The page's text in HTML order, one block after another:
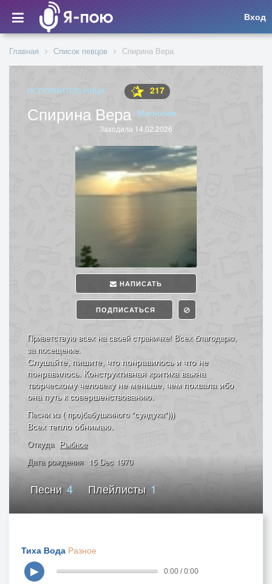
Вход
Главная Список певцов Спирина Вера
ИСПОЛНИТЕЛЬНИЦА 217
Спирина Вера Магнолия
Заходила 14.02.2026
НАПИСАТЬ
ПОДПИСАТЬСЯ
Приветствую всех на своей страничке! Всех благодарю,
за посещение.
Слушайте, пишите, что понравилось и что не
понравилось. Конструктивная критика важна
творческому человеку не меньше, чем похвала ибо
она путь к совершенствованию.
Песни из ( про)бабушкиного "сундука")))
Всех тепло обнимаю.
Откуда Рыбное
Дата рождения 15 Dec 1970
Песни 4 Плейлисты 1
Тиха Вода Разное
▶
0:00 / 0:00